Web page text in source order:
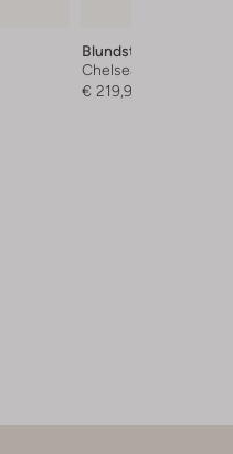
Blundstone
Chelsea boots
€ 219,99